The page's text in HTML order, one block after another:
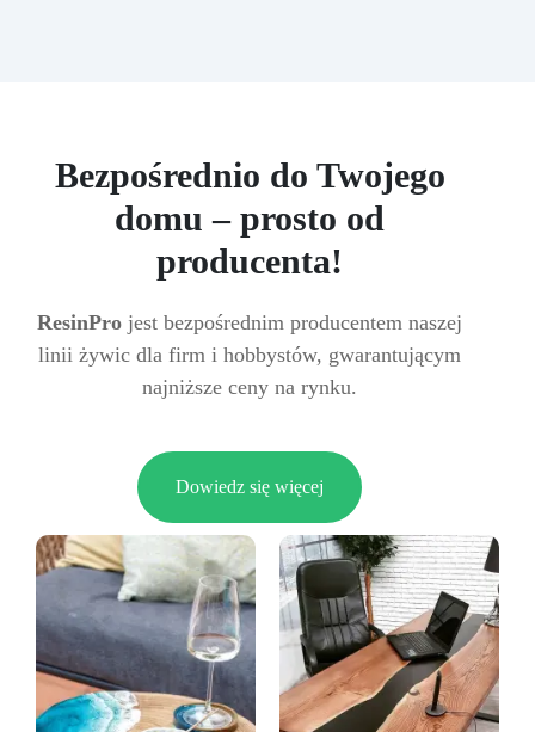
Bezpośrednio do Twojego
domu – prosto od
producenta!
ResinPro jest bezpośrednim producentem naszej
linii żywic dla firm i hobbystów, gwarantującym
najniższe ceny na rynku.
Dowiedz się więcej